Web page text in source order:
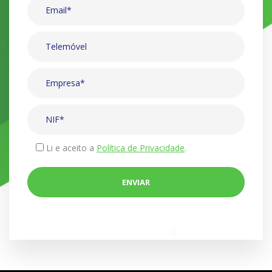
Li e aceito a Política de Privacidade.